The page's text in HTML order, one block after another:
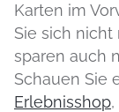
Karten im
Sie sich nicht
sparen auch
Schauen Sie
Erlebnisshop